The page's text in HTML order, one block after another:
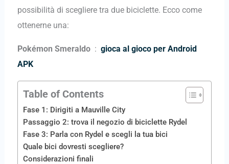
possibilità di scegliere tra due biciclette. Ecco come
ottenerne una:
Pokémon Smeraldo: gioca al gioco per Android
APK
Table of Contents
Fase 1: Dirigiti a Mauville City
Passaggio 2: trova il negozio di biciclette Rydel
Fase 3: Parla con Rydel e scegli la tua bici
Quale bici dovresti scegliere?
Considerazioni finali